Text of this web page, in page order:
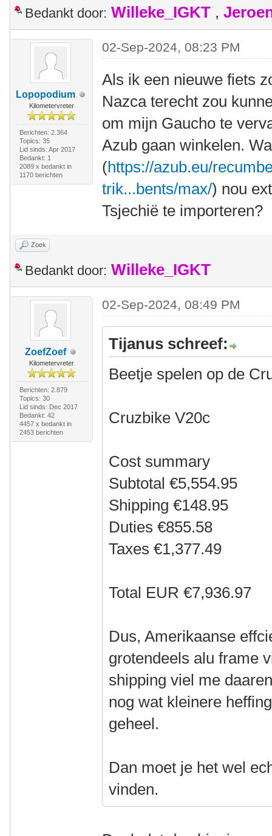
Bedankt door: Willeke_IGKT ,
Lopopodium
Kilometervreter
Berichten: 2.364
Topics: 35
Lid sinds: Apr 2017
Bedankt: 1
2089 x bedankt in
1170 berichten
02-Sep-2024, 08:23 PM
Als ik een nieuwe fiets
Nazca terecht zou
om mijn Gaucho te
Azub gaan winkelen.
(https://azub.eu/
trik...bents/max/) nou
Tsjechië te importeren?
Zoek
Bedankt door: Willeke_IGKT
ZoefZoef
Kilometervreter
Berichten: 2.879
Topics: 30
Lid sinds: Dec 2017
Bedankt: 42
4457 x bedankt in
2453 berichten
02-Sep-2024, 08:49 PM
Tijanus schreef:
Beetje spelen op de
Cruzbike V20c
Cost summary
Subtotal €5,554.95
Shipping €148.95
Duties €855.58
Taxes €1,377.49
Total EUR €7,936.97
Dus, Amerikaanse
grotendeels alu frame
shipping viel me
nog wat kleinere
geheel.
Dan moet je het wel
vinden.